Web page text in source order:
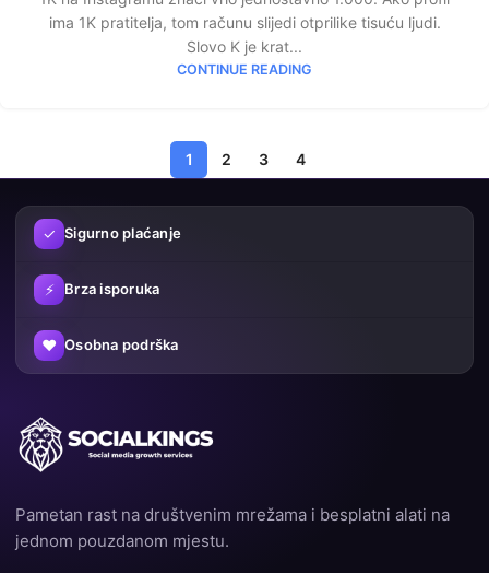
ima 1K pratitelja, tom računu slijedi otprilike tisuću ljudi.
Slovo K je krat...
CONTINUE READING
1 2 3 4
✓ Sigurno plaćanje
⚡ Brza isporuka
♥ Osobna podrška
Pametan rast na društvenim mrežama i besplatni alati na
jednom pouzdanom mjestu.